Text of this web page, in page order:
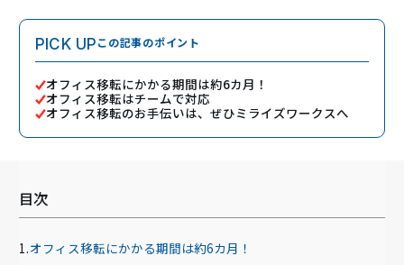
PICK UPこの記事のポイント
オフィス移転にかかる期間は約6カ月！
オフィス移転はチームで対応
オフィス移転のお手伝いは、ぜひミライズワークスへ
目次
オフィス移転にかかる期間は約6カ月！